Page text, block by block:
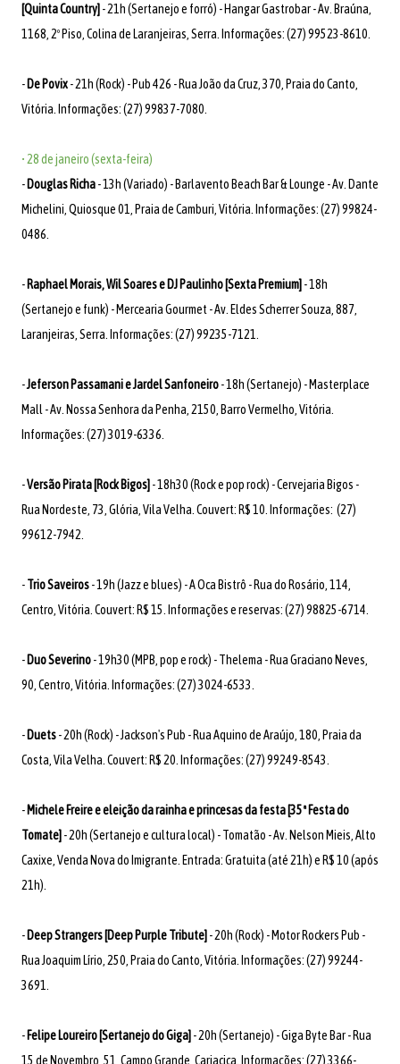
[Quinta Country] - 21h (Sertanejo e forró) - Hangar Gastrobar - Av. Braúna,
1168, 2º Piso, Colina de Laranjeiras, Serra. Informações: (27) 99523-8610.
- De Povix- 21h (Rock) - Pub 426 - Rua João da Cruz, 370, Praia do Canto,
Vitória. Informações: (27) 99837-7080.
• 28 de janeiro (sexta-feira)
- Douglas Richa- 13h (Variado) - Barlavento Beach Bar & Lounge - Av. Dante
Michelini, Quiosque 01, Praia de Camburi, Vitória. Informações: (27) 99824-
0486.
- Raphael Morais, Wil Soares e DJ Paulinho [Sexta Premium] - 18h
(Sertanejo e funk) - Mercearia Gourmet - Av. Eldes Scherrer Souza, 887,
Laranjeiras, Serra. Informações: (27) 99235-7121.
-Jeferson Passamani e Jardel Sanfoneiro- 18h (Sertanejo) - Masterplace
Mall - Av. Nossa Senhora da Penha, 2150, Barro Vermelho, Vitória.
Informações: (27) 3019-6336.
-Versão Pirata [Rock Bigos] - 18h30 (Rock e pop rock) - Cervejaria Bigos -
Rua Nordeste, 73, Glória, Vila Velha. Couvert: R$ 10. Informações: (27)
99612-7942.
-Trio Saveiros- 19h (Jazz e blues) - A Oca Bistrô - Rua do Rosário, 114,
Centro, Vitória. Couvert: R$ 15. Informações e reservas: (27) 98825-6714.
- Duo Severino- 19h30 (MPB, pop e rock) - Thelema - Rua Graciano Neves,
90, Centro, Vitória. Informações: (27) 3024-6533.
- Duets- 20h (Rock) - Jackson's Pub - Rua Aquino de Araújo, 180, Praia da
Costa, Vila Velha. Couvert: R$ 20. Informações: (27) 99249-8543.
- Michele Freire e eleição da rainha e princesas da festa [35ª Festa do
Tomate] - 20h (Sertanejo e cultura local) - Tomatão - Av. Nelson Mieis, Alto
Caxixe, Venda Nova do Imigrante. Entrada: Gratuita (até 21h) e R$ 10 (após
21h).
- Deep Strangers [Deep Purple Tribute] - 20h (Rock) - Motor Rockers Pub -
Rua Joaquim Lírio, 250, Praia do Canto, Vitória. Informações: (27) 99244-
3691.
- Felipe Loureiro [Sertanejo do Giga] - 20h (Sertanejo) - Giga Byte Bar - Rua
15 de Novembro, 51, Campo Grande, Cariacica. Informações: (27) 3366-